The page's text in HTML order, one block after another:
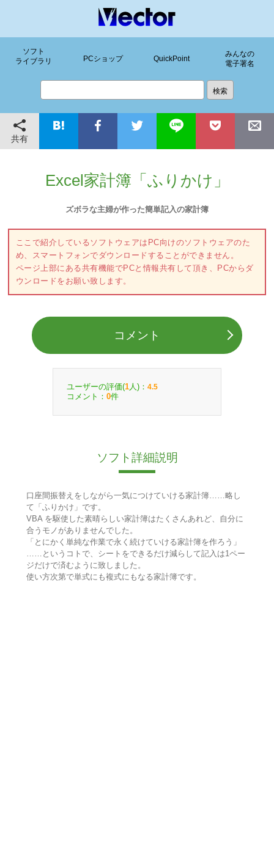
ソフト
ライブラリ
PCショップ QuickPoint
みんなの
電子署名
共有
Excel家計簿「ふりかけ」
ズボラな主婦が作った簡単記入の家計簿
ここで紹介しているソフトウェアはPC向けのソフトウェアのた
め、スマートフォンでダウンロードすることができません。
ページ上部にある共有機能でPCと情報共有して頂き、PCからダ
ウンロードをお願い致します。
コメント
ユーザーの評価(1 人)： 4.5
コメント： 0件
ソフト詳細説明
口座間振替えをしながら一気につけていける家計簿……略し
て「ふりかけ」です。
VBA を駆使した素晴らしい家計簿はたくさんあれど、自分に
合うモノがありませんでした。
「とにかく単純な作業で永く続けていける家計簿を作ろう」
……というコトで、シートをできるだけ減らして記入は1ペー
ジだけで済むように致しました。
使い方次第で単式にも複式にもなる家計簿です。